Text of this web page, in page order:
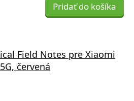
Pridať do košíka
Field Notes pre Xiaomi
červená